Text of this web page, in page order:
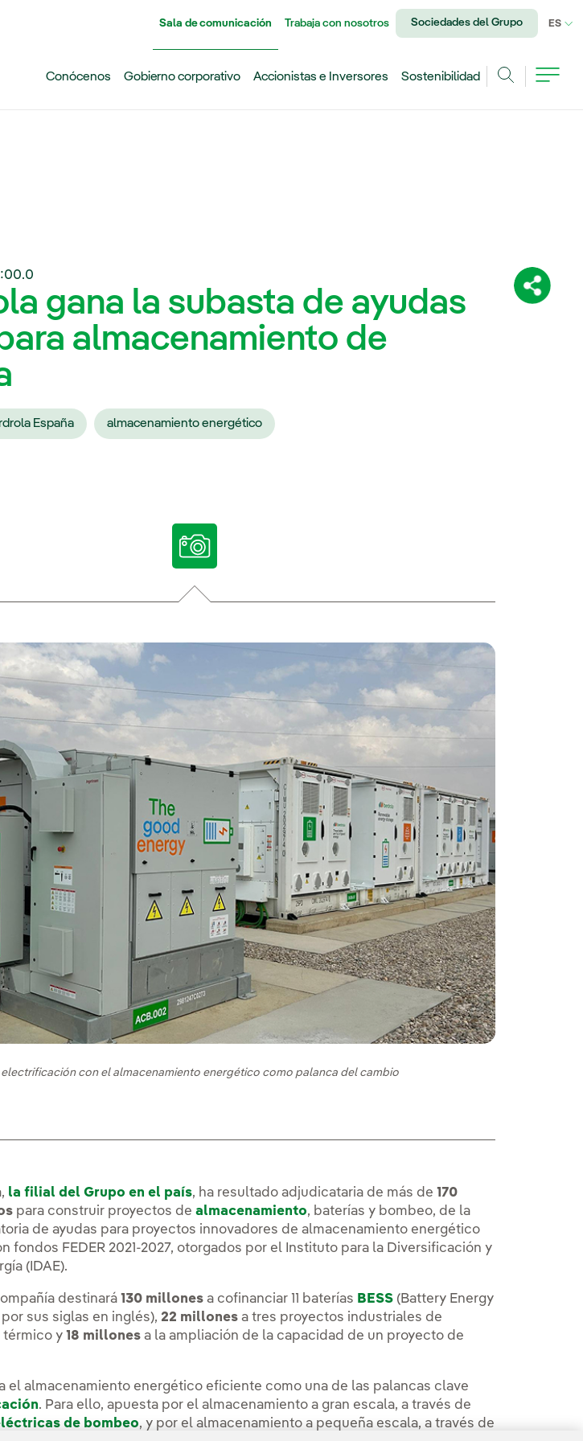
Sala de comunicación Trabaja con nosotros Sociedades del Grupo ES
Conócenos Gobierno corporativo Accionistas e Inversores
Sostenibilidad
Nuestras voces
Multimedia
sociales
gana la subasta de ayudas
almacenamiento de
España almacenamiento energético
con el almacenamiento energético como palanca del cambio
la filial del Grupo en el país, ha resultado adjudicataria de más de170
para construir proyectos de almacenamiento, baterías y bombeo, de la
de ayudas para proyectos innovadores de almacenamiento energético
fondos FEDER 2021-2027, otorgados por el Instituto para la Diversificación y
(IDAE).
destinará130 millones a cofinanciar 11 baterías BESS (Battery Energy
sus siglas en inglés), 22 millones a tres proyectos industriales de
térmico y18 millones a la ampliación de la capacidad de un proyecto de
el almacenamiento energético eficiente como una de las palancas clave
. Para ello, apuesta por el almacenamiento a gran escala, a través de
de bombeo, y por el almacenamiento a pequeña escala, a través de